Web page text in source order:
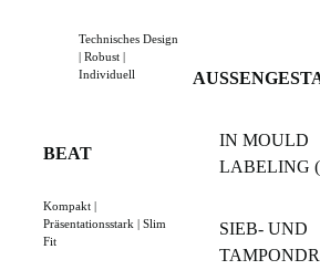
Technisches Design
| Robust |
Individuell
BEAT
Kompakt |
Präsentationsstark | Slim
Fit
IN MOULD
LABELING
SIEB- UND